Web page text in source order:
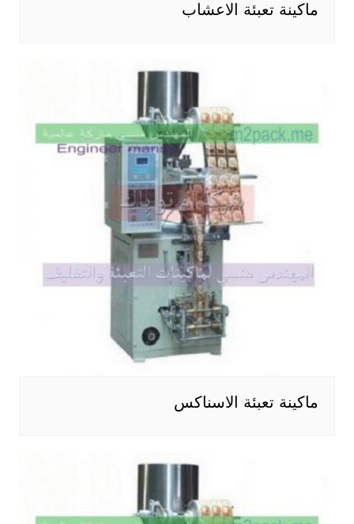
ماكينة تعبئة الاعشاب
ماكينة تعبئة الاسناكس